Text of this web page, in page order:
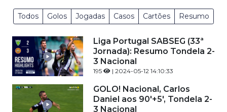
Todos Golos Jogadas Casos Cartões Resumo
Liga Portugal SABSEG (33ª
Jornada): Resumo Tondela 2-
3 Nacional
195 | 2024-05-12 14:10:33
GOLO! Nacional, Carlos
Daniel aos 90'+5', Tondela 2-
3 Nacional